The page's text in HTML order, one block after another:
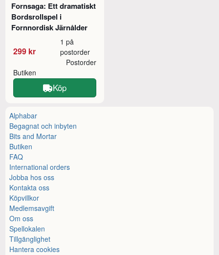
Fornsaga: Ett dramatiskt
Bordsrollspel i
Fornnordisk Järnålder
299 kr
1 på
postorder
Butiken
Postorder
Köp
Alphabar
Begagnat och inbyten
Bits and Mortar
Butiken
FAQ
International orders
Jobba hos oss
Kontakta oss
Köpvillkor
Medlemsavgift
Om oss
Spellokalen
Tillgänglighet
Hantera cookies